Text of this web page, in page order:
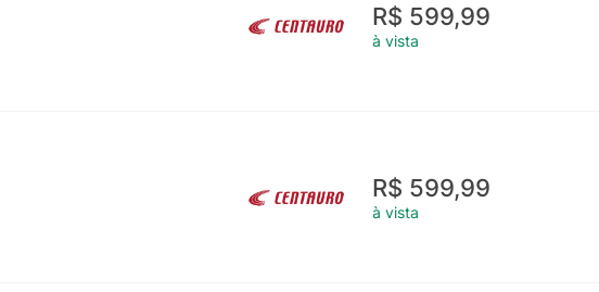
R$ 599,99
à vista
R$ 599,99
à vista